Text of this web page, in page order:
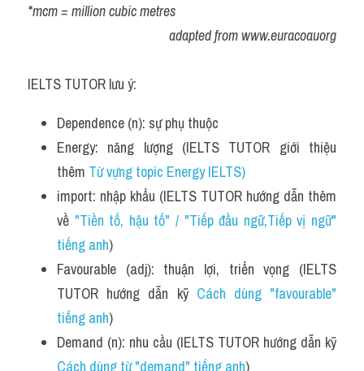
*mcm = million cubic metres
adapted from www.euracoauorg
IELTS TUTOR lưu ý:
Dependence (n): sự phụ thuộc
Energy: năng lượng (IELTS TUTOR giới thiệu
thêm Từ vựng topic Energy IELTS)
import: nhập khẩu (IELTS TUTOR hướng dẫn thêm
về "Tiền tố, hậu tố" / "Tiếp đầu ngữ,Tiếp vị ngữ"
tiếng anh)
Favourable (adj): thuận lợi, triển vọng (IELTS
TUTOR hướng dẫn kỹ Cách dùng "favourable"
tiếng anh)
Demand (n): nhu cầu (IELTS TUTOR hướng dẫn kỹ
Cách dùng từ "demand" tiếng anh)